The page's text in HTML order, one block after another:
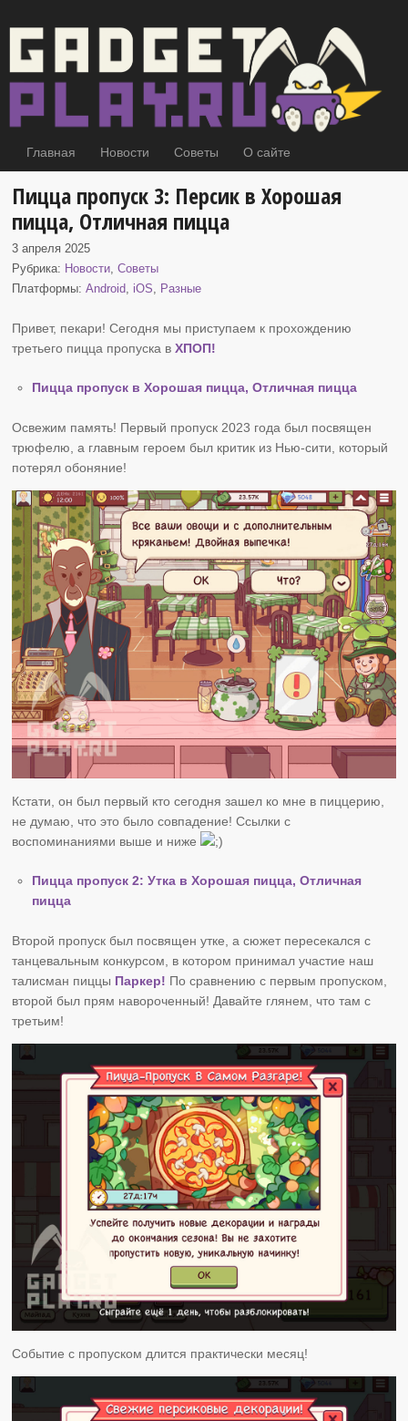
Главная Новости Советы О сайте
Пицца пропуск 3: Персик в Хорошая
пицца, Отличная пицца
3 апреля 2025
Рубрика: Новости,Советы
Платформы:Android, iOS, Разные
Привет, пекари! Сегодня мы приступаем к прохождению
третьего пицца пропуска вХПОП!
Пицца пропуск в Хорошая пицца, Отличная пицца
Освежим память! Первый пропуск 2023 года был посвящен
трюфелю, а главным героем был критик из Нью-сити, который
потерял обоняние!
Кстати, он был первый кто сегодня зашел ко мне в пиццерию,
не думаю, что это было совпадение! Ссылки с
воспоминаниями выше и ниже
Пицца пропуск 2: Утка в Хорошая пицца, Отличная
пицца
Второй пропуск был посвящен утке, а сюжет пересекался с
танцевальным конкурсом, в котором принимал участие наш
талисман пиццы Паркер! По сравнению с первым пропуском,
второй был прям навороченный! Давайте глянем, что там с
третьим!
Событие с пропуском длится практически месяц!